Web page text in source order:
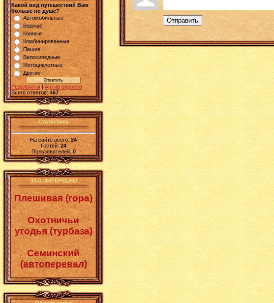
Какой вид путешествий Вам
больше по душе?
Автомобильные
Водные
Конные
Комбинированные
Пешие
Велосипедные
Мотоциклетные
Другие
Результаты |Архив опросов
Всего ответов: 467
Статистика
На сайте всего:24
Гостей: 24
Пользователей: 0
ЭТО ИНТЕРЕСНО
Плешивая (гора)
Охотничьи
угодья (турбаза)
Семинский
(автоперевал)
Отправить